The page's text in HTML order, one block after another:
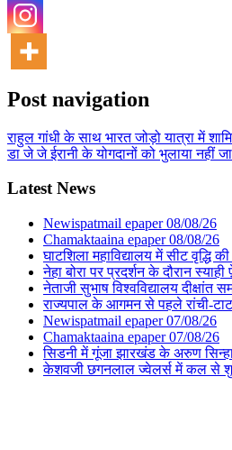
Post navigation
राहुल गांधी के साथ भारत जोड़ो यात्रा में
डा जे जे ईरानी के योगदानों को भुलाया नहीं
Latest News
Newispatmail epaper 08/08/26
Chamaktaaina epaper 08/08/26
घाटशिला महाविद्यालय में सीट वृद्धि
नेहा बोरा पर प्रदर्शन के दौरान
नेताजी सुभाष विश्वविद्यालय दीक्षांत
राज्यपाल के आगमन से पहले रांची-
Newispatmail epaper 07/08/26
Chamaktaaina epaper 07/08/26
सिडनी में गूंजा झारखंड के अरुण
केशवजी छगनलाल ज्वेलर्स में कल से शुरू